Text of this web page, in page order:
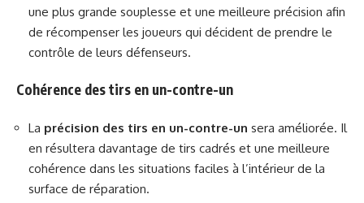
une plus grande souplesse et une meilleure précision afin
de récompenser les joueurs qui décident de prendre le
contrôle de leurs défenseurs.
Cohérence des tirs en un-contre-un
La précision des tirs en un-contre-un sera améliorée. Il
en résultera davantage de tirs cadrés et une meilleure
cohérence dans les situations faciles à l’intérieur de la
surface de réparation.